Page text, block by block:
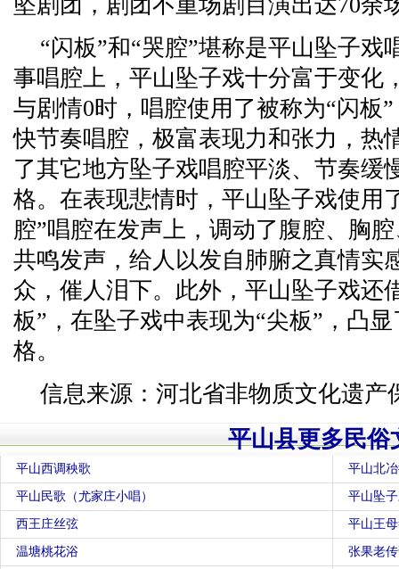
“闪板”和“哭腔”堪称是平山坠子戏
事唱腔上，平山坠子戏十分富于变化
与剧情0时，唱腔使用了被称为“闪板
快节奏唱腔，极富表现力和张力，热
了其它地方坠子戏唱腔平淡、节奏缓
格。在表现悲情时，平山坠子戏使用
腔”唱腔在发声上，调动了腹腔、胸
共鸣发声，给人以发自肺腑之真情实
众，催人泪下。此外，平山坠子戏还
板”，在坠子戏中表现为“尖板”，凸
格。
信息来源：河北省非物质文化遗产
平山县更多民俗
平山西调秧歌 平山北
平山民歌（尤家庄小唱） 平山坠
西王庄丝弦 平山王
温塘桃花浴 张果老